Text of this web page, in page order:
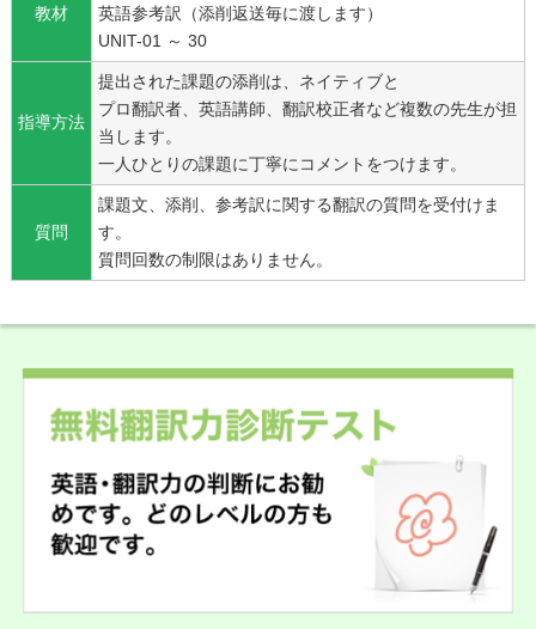
教材
英語参考訳（添削返送毎に渡します）
UNIT-01 ～ 30
指導方法
提出された課題の添削は、ネイティブと
プロ翻訳者、英語講師、翻訳校正者など複数の先生が担
当します。
一人ひとりの課題に丁寧にコメントをつけます。
質問
課題文、添削、参考訳に関する翻訳の質問を受付けま
す。
質問回数の制限はありません。